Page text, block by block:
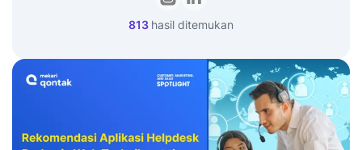
813 hasil ditemukan